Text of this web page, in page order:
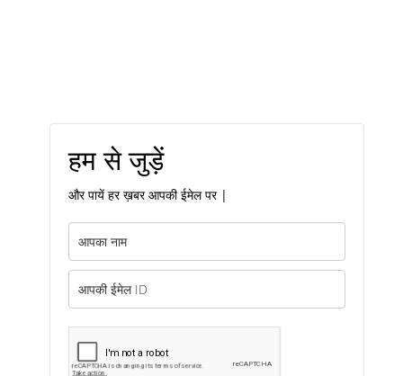
हम से जुड़ें
और पायें हर ख़बर आपकी ईमेल पर |